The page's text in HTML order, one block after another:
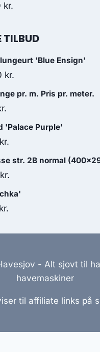
kr.
'Blue Ensign'
kr.
pr. m. Pris pr. meter.
'Palace Purple'
kr.
str. 2B normal
kr.
kr.
- Alt sjovt til
havemaskiner
til affiliate links på